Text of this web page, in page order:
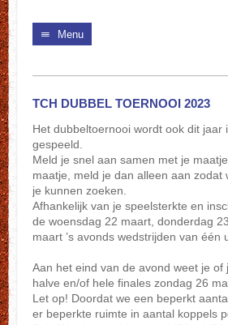
Menu
TCH DUBBEL TOERNOOI 2023
Het dubbeltoernooi wordt ook dit jaar
gespeeld.
Meld je snel aan samen met je
maatje, meld je dan alleen aan zodat
je kunnen zoeken.
Afhankelijk van je speelsterkte en
de woensdag 22 maart, donderdag
maart ’s avonds wedstrijden van één
Aan het eind van de avond weet je of
halve en/of hele finales zondag 26
Let op! Doordat we een beperkt
er beperkte ruimte in aantal koppels